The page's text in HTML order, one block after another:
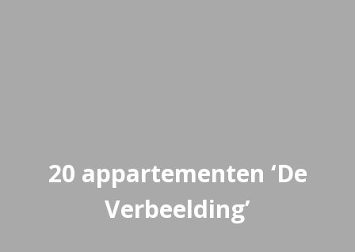
20 appartementen ‘De
Verbeelding’